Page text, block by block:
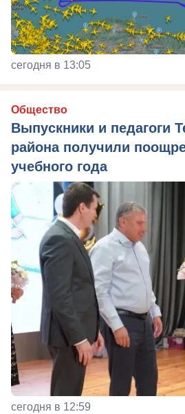
сегодня в 13:05
Общество
Выпускники и педагоги
района получили
учебного года
сегодня в 12:59